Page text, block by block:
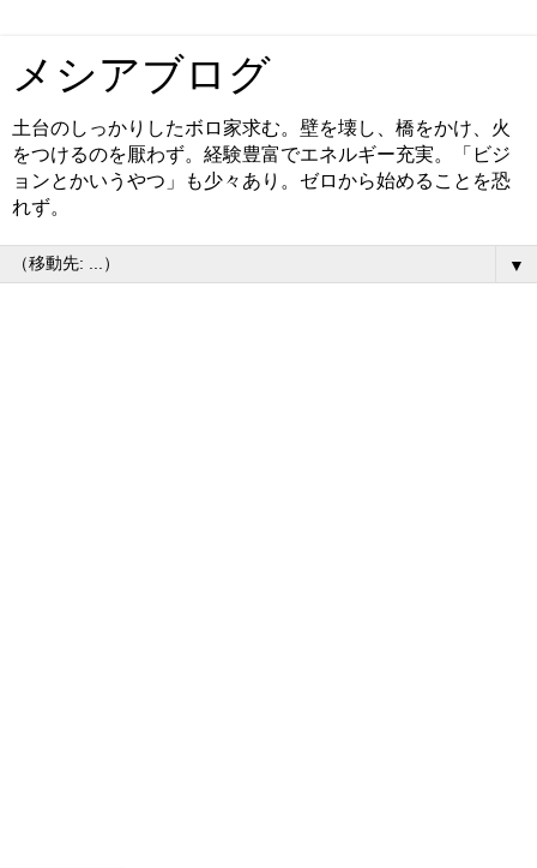
メシアブログ
土台のしっかりしたボロ家求む。壁を壊し、橋をかけ、火
をつけるのを厭わず。経験豊富でエネルギー充実。「ビジ
ョンとかいうやつ」も少々あり。ゼロから始めることを恐
れず。
▼